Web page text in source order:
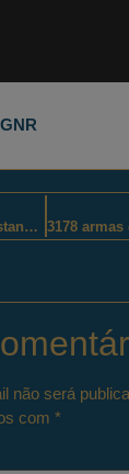
GNR
Policiais militares paulistanos apreenderam grande quantidade de drogas, no último domingo (18)
não será
com *